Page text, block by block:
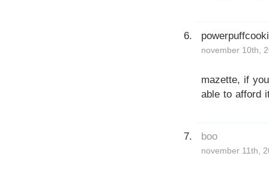
november 10th,
mazette, if
able to afford
boo
november 11th,